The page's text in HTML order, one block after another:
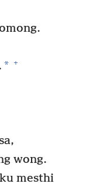
* +
wong.
mesthi